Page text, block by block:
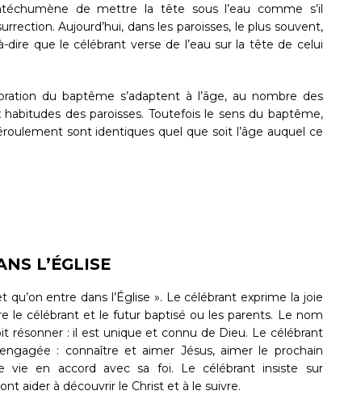
de mettre la tête sous l’eau comme s’il
Aujourd’hui, dans les paroisses, le plus souvent,
que le célébrant verse de l’eau sur la tête de celui
du baptême s’adaptent à l’âge, au nombre des
des paroisses. Toutefois le sens du baptême,
sont identiques quel que soit l’âge auquel ce
L’ÉGLISE
qu’on entre dans l’Église ». Le célébrant exprime la joie
le célébrant et le futur baptisé ou les parents. Le nom
résonner : il est unique et connu de Dieu. Le célébrant
: connaître et aimer Jésus, aimer le prochain
vie en accord avec sa foi. Le célébrant insiste sur
aider à découvrir le Christ et à le suivre.